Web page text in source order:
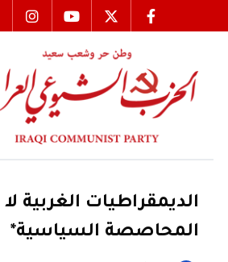
الديمقراطيات الغربية
المحاصصة السياسية*